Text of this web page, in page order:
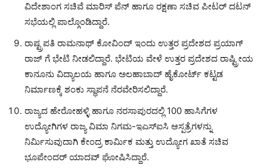
ವಿದೇಶಾಂಗ ಸಚಿವೆ ಮಾರಿಸ್ ಪೆನ್ ಹಾಗೂ ರಕ್ಷಣಾ ಸಚಿವ ಪೀಟರ್ ದಟನ್
ಸಭೆಯಲ್ಲಿ ಪಾಲ್ಗೊಂಡಿದ್ದಾರೆ.
ರಾಷ್ಟ್ರಪತಿ ರಾಮನಾಥ್ ಕೋವಿಂದ್ ಇಂದು ಉತ್ತರ ಪ್ರದೇಶದ ಪ್ರಯಾಗ್
ರಾಜ್ ಗೆ ಭೇಟಿ ನೀಡಲಿದ್ದಾರೆ. ಭೇಟಿಯ ವೇಳೆ ಉತ್ತರ ಪ್ರದೇಶದ ರಾಷ್ಟ್ರೀಯ
ಕಾನೂನು ವಿದ್ಯಾಲಯ ಹಾಗೂ ಅಲಹಾಬಾದ್ ಹೈಕೋರ್ಟ್ ಕಟ್ಟಡ
ನಿರ್ಮಾಣಕ್ಕೆ ಶಂಕು ಸ್ಥಾಪನೆ ನೆರವೇರಿಸಲಿದ್ದಾರೆ.
ರಾಜ್ಯದ ಹೇರೋಹಳ್ಳಿ ಹಾಗೂ ನರಸಾಪುರದಲ್ಲಿ 100 ಹಾಸಿಗೆಗಳ
ಉದ್ಯೋಗಿಗಳ ರಾಜ್ಯ ವಿಮಾ ನಿಗಮ-ಇಎಸ್‌ಐಸಿ ಆಸ್ಪತ್ರೆಗಳನ್ನು
ನಿರ್ಮಿಸುವುದಾಗಿ ಕೇಂದ್ರ ಕಾರ್ಮಿಕ ಮತ್ತು ಉದ್ಯೋಗ ಖಾತೆ ಸಚಿವ
ಭೂಪೇಂದರ್ ಯಾದವ್ ಘೋಷಿಸಿದ್ದಾರೆ.